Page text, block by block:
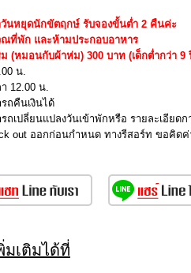
วันหยุดนักขัตฤกษ์ รับจองขั้นต่ำ 2 คืนค่ะ
ณที่พัก และห้ามประกอบอาหาร
(หมอนกับผ้าห่ม) 300 บาท (เด็กต่ำกว่า 9
น.
12.00 น.
ถคืนเงินได้
ถเปลี่ยนแปลงวันเข้าพักหรือ รายละเอียดก
out ออกก่อนกำหนด ทางรีสอร์ท ขอคิดค่
มเติมได้ที่